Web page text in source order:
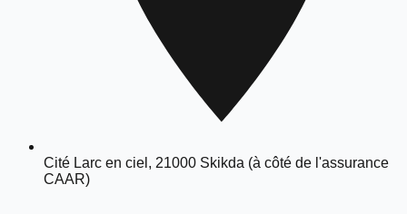
Cité Larc en ciel, 21000 Skikda (à côté de l'assurance
CAAR)